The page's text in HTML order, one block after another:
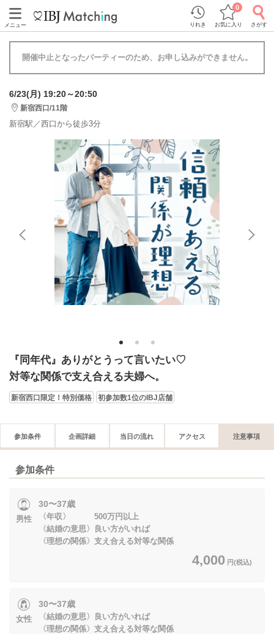
メニュー りれき お気に入り
0
さがす
開催中止となったパーティーのため、お申し込みができません。
6/23(月) 19:20～20:50
新宿西口/11階
新宿駅／西口から徒歩3分
1 2 3
『同年代』ありがとうって言いたい♡
対等な関係で支え合える夫婦へ。
新宿西口限定！特別価格 初参加数1位のIBJ店舗
参加条件 企画詳細 当日の流れ アクセス 注意事項
参加条件
男性
30〜37歳
〈年収〉 500万円以上
〈結婚の意思〉良い方がいれば
〈理想の関係〉支え合える対等な関係
4,000 円(税込)
女性
30〜37歳
〈結婚の意思〉良い方がいれば
〈理想の関係〉支え合える対等な関係